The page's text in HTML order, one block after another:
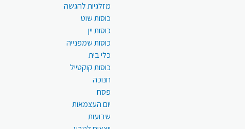
מזלגיות להגשה
כוסות שוט
כוסות יין
כוסות שמפנייה
כלי בית
כוסות קוקטייל
חנוכה
פסח
יום העצמאות
שבועות